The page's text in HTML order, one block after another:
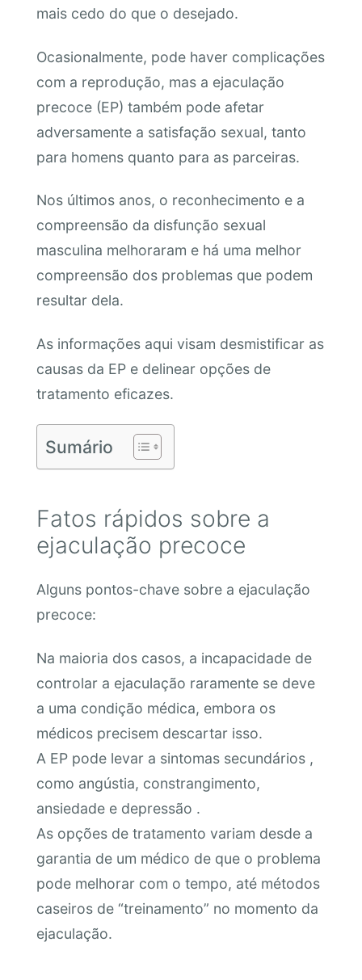
mais cedo do que o desejado.
Ocasionalmente, pode haver complicações
com a reprodução, mas a ejaculação
precoce (EP) também pode afetar
adversamente a satisfação sexual, tanto
para homens quanto para as parceiras.
Nos últimos anos, o reconhecimento e a
compreensão da disfunção sexual
masculina melhoraram e há uma melhor
compreensão dos problemas que podem
resultar dela.
As informações aqui visam desmistificar as
causas da EP e delinear opções de
tratamento eficazes.
Sumário
Fatos rápidos sobre a
ejaculação precoce
Alguns pontos-chave sobre a ejaculação
precoce:
Na maioria dos casos, a incapacidade de
controlar a ejaculação raramente se deve
a uma condição médica, embora os
médicos precisem descartar isso.
A EP pode levar a sintomas secundários ,
como angústia, constrangimento,
ansiedade e depressão .
As opções de tratamento variam desde a
garantia de um médico de que o problema
pode melhorar com o tempo, até métodos
caseiros de “treinamento” no momento da
ejaculação.